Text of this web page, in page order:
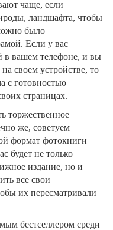
чаще, если
ландшафта, чтобы
было
Если у вас
в вашем телефоне, и вы
своем устройстве, то
с готовностью
страницах.
торжественное
же, советуем
формат фотокниги
будет не только
издание, но и
все свои
их пересматривали
бестселлером среди